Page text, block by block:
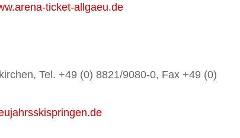
ticket-allgaeu.de
Tel. +49 (0) 8821/9080-0, Fax +49 (0)